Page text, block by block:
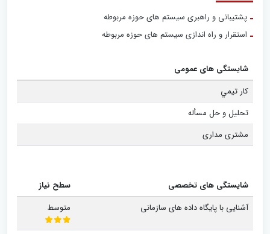
پشتیبانی و راهبری سیستم های حوزه مربوطه
استقرار و راه اندازی سیستم های حوزه مربوطه
شایستگی های عمومی
کار تيمي
تحليل و حل مسأله
مشتری مداری
شایستگی های تخصصی
سطح نیاز
آشنایی با پایگاه داده های سازمانی
متوسط